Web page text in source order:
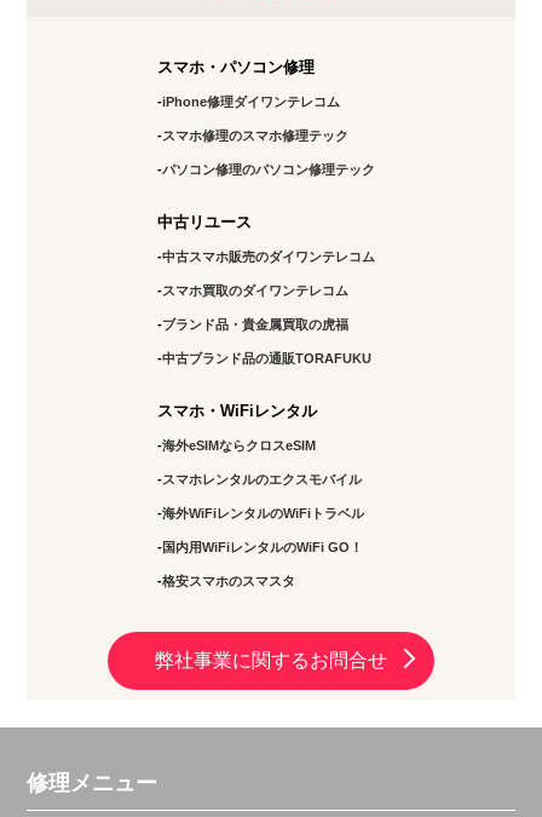
スマホ・パソコン修理
iPhone修理ダイワンテレコム
スマホ修理のスマホ修理テック
パソコン修理のパソコン修理テック
中古リユース
中古スマホ販売のダイワンテレコム
スマホ買取のダイワンテレコム
ブランド品・貴金属買取の虎福
中古ブランド品の通販TORAFUKU
スマホ・WiFiレンタル
海外eSIMならクロスeSIM
スマホレンタルのエクスモバイル
海外WiFiレンタルのWiFiトラベル
国内用WiFiレンタルのWiFi GO！
格安スマホのスマスタ
弊社事業に関するお問合せ
修理メニュー